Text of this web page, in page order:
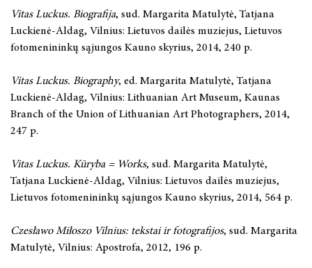
Vitas Luckus. Biografija, sud. Margarita Matulytė, Tatjana
Luckienė-Aldag, Vilnius: Lietuvos dailės muziejus, Lietuvos
fotomenininkų sąjungos Kauno skyrius, 2014, 240 p.
Vitas Luckus. Biography, ed. Margarita Matulytė, Tatjana
Luckienė-Aldag, Vilnius: Lithuanian Art Museum, Kaunas
Branch of the Union of Lithuanian Art Photographers, 2014,
247 p.
Vitas Luckus. Kūryba = Works, sud. Margarita Matulytė,
Tatjana Luckienė-Aldag, Vilnius: Lietuvos dailės muziejus,
Lietuvos fotomenininkų sąjungos Kauno skyrius, 2014, 564 p.
Czesławo Miłoszo Vilnius: tekstai ir fotografijos, sud. Margarita
Matulytė, Vilnius: Apostrofa, 2012, 196 p.